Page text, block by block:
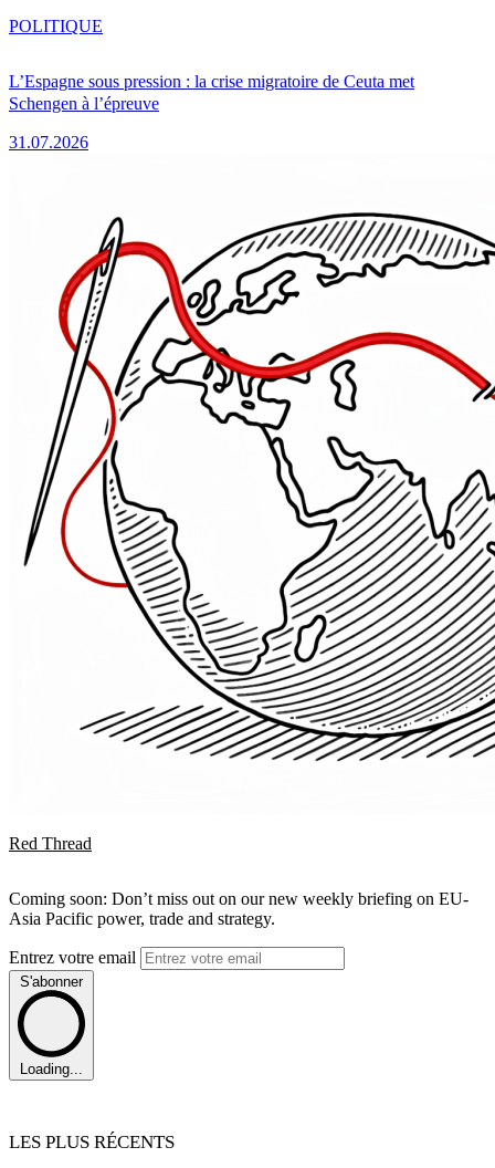
L’Espagne sous pression : la crise migratoire de Ceuta met
Schengen à l’épreuve
31.07.2026
POLITIQUE
Red Thread
Coming soon: Don’t miss out on our new weekly briefing on EU-
Asia Pacific power, trade and strategy.
Entrez votre email
S'abonner
Loading...
LES PLUS RÉCENTS